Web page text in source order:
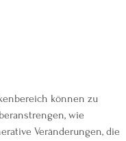
können zu
wie
Veränderungen, die